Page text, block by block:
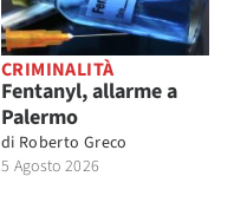
CRIMINALITÀ
Fentanyl, allarme a
Palermo
di Roberto Greco
5 Agosto 2026